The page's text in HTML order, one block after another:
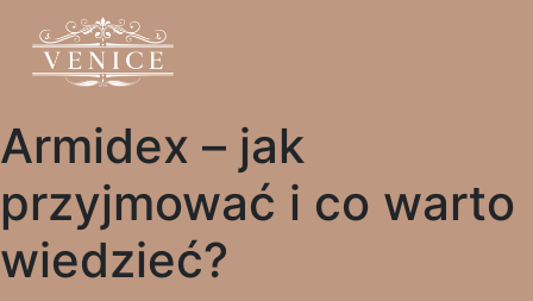
Armidex – jak
przyjmować i co warto
wiedzieć?